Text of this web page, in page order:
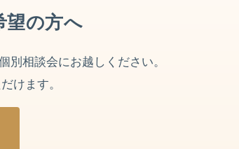
望の方へ
相談会にお越しください。
けます。